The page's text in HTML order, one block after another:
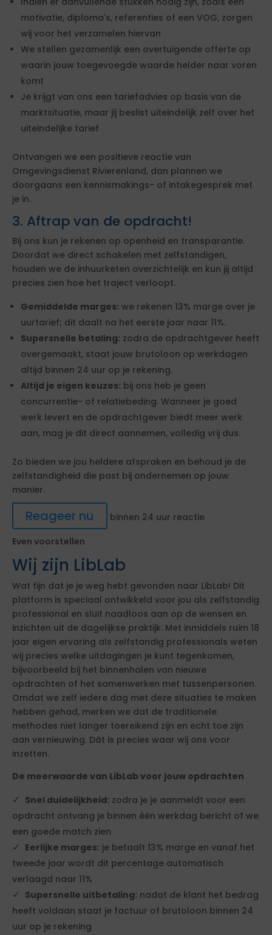
motivatie, diploma's, referenties of een VOG, zorgen
wij voor het verzamelen hiervan
We stellen gezamenlijk een overtuigende offerte op
waarin jouw toegevoegde waarde helder naar voren
komt
Je krijgt van ons een tariefadvies op basis van de
marktsituatie, maar jij beslist uiteindelijk zelf over het
uiteindelijke tarief
Ontvangen we een positieve reactie van
Omgevingsdienst Rivierenland, dan plannen we
doorgaans een kennismakings- of intakegesprek met
je in.
3. Aftrap van de opdracht!
Bij ons kun je rekenen op openheid en transparantie.
Doordat we direct schakelen met zelfstandigen,
houden we de inhuurketen overzichtelijk en kun jij altijd
precies zien hoe het traject verloopt.
Gemiddelde marges: we rekenen 13% marge over je
uurtarief; dit daalt na het eerste jaar naar 11%.
Supersnelle betaling: zodra de opdrachtgever heeft
overgemaakt, staat jouw brutoloon op werkdagen
altijd binnen 24 uur op je rekening.
Altijd je eigen keuzes: bij ons heb je geen
concurrentie- of relatiebeding. Wanneer je goed
werk levert en de opdrachtgever biedt meer werk
aan, mag je dit direct aannemen, volledig vrij dus.
Zo bieden we jou heldere afspraken en behoud je de
zelfstandigheid die past bij ondernemen op jouw
manier.
Reageer nu
binnen 24 uur reactie
Even voorstellen
Wij zijn LibLab
Wat fijn dat je je weg hebt gevonden naar LibLab! Dit
platform is speciaal ontwikkeld voor jou als zelfstandig
professional en sluit naadloos aan op de wensen en
inzichten uit de dagelijkse praktijk. Met inmiddels ruim 18
jaar eigen ervaring als zelfstandig professionals weten
wij precies welke uitdagingen je kunt tegenkomen,
bijvoorbeeld bij het binnenhalen van nieuwe
opdrachten of het samenwerken met tussenpersonen.
Omdat we zelf iedere dag met deze situaties te maken
hebben gehad, merken we dat de traditionele
methodes niet langer toereikend zijn en echt toe zijn
aan vernieuwing. Dát is precies waar wij ons voor
inzetten.
De meerwaarde van LibLab voor jouw opdrachten
Snel duidelijkheid: zodra je je aanmeldt voor een
opdracht ontvang je binnen één werkdag bericht of we
een goede match zien
Eerlijke marges: je betaalt 13% marge en vanaf het
tweede jaar wordt dit percentage automatisch
verlaagd naar 11%
Supersnelle uitbetaling: nadat de klant het bedrag
heeft voldaan staat je factuur of brutoloon binnen 24
uur op je rekening